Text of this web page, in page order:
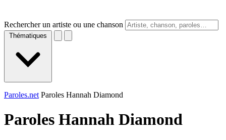
Rechercher un artiste ou une chanson
Thématiques
Paroles.net Paroles Hannah Diamond
Paroles Hannah Diamond